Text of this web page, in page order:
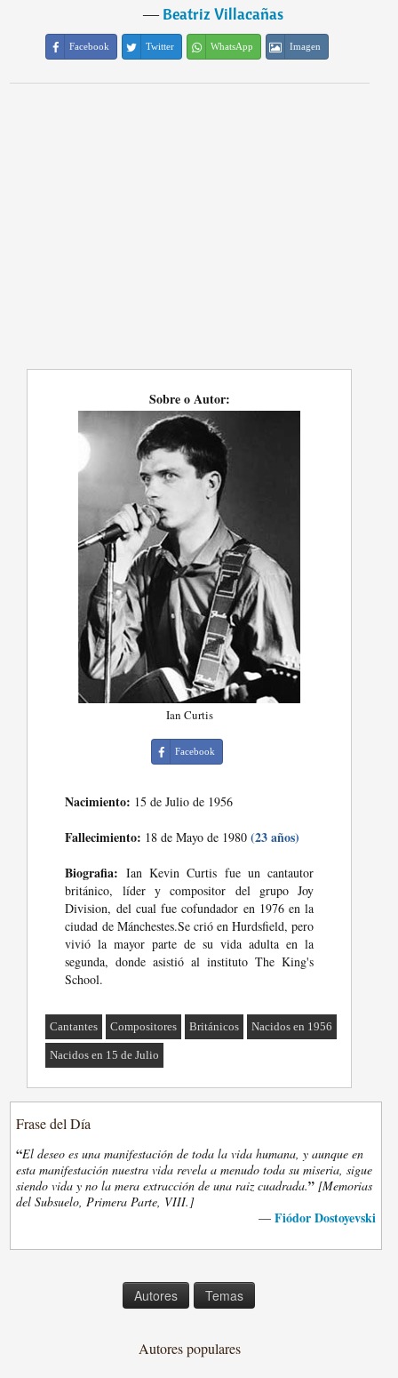
―Beatriz Villacañas
Facebook Twitter WhatsApp Imagen
Sobre o Autor:
Ian Curtis
Facebook
Nacimiento: 15 de Julio de 1956
Fallecimiento: 18 de Mayo de 1980(23 años)
Biografia: Ian Kevin Curtis fue un cantautor
británico, líder y compositor del grupo Joy
Division, del cual fue cofundador en 1976 en la
ciudad de Mánchestes.Se crió en Hurdsfield, pero
vivió la mayor parte de su vida adulta en la
segunda, donde asistió al instituto The King's
School.
Cantantes Compositores Británicos Nacidos en 1956
Nacidos en 15 de Julio
Frase del Día
“El deseo es una manifestación de toda la vida humana, y aunque en
esta manifestación nuestra vida revela a menudo toda su miseria, sigue
siendo vida y no la mera extracción de una raiz cuadrada.” [Memorias
del Subsuelo, Primera Parte, VIII.]
— Fiódor Dostoyevski
Autores Temas
Autores populares